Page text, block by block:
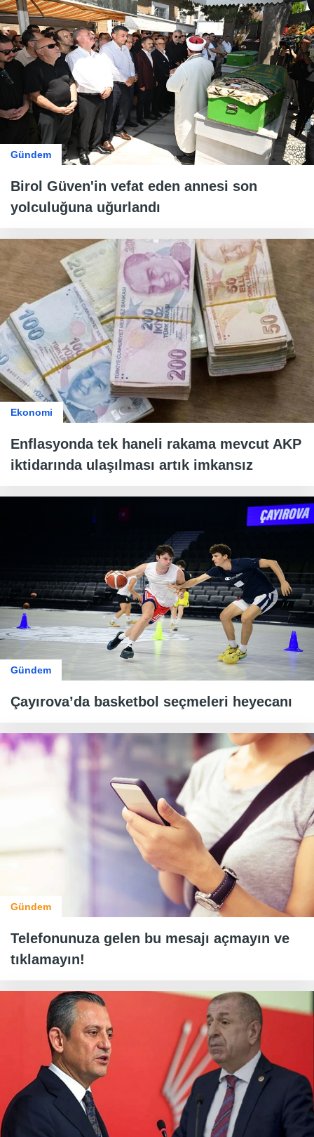
Gündem
Birol Güven'in vefat eden annesi son
yolculuğuna uğurlandı
Ekonomi
Enflasyonda tek haneli rakama mevcut AKP
iktidarında ulaşılması artık imkansız
Gündem
Çayırova’da basketbol seçmeleri heyecanı
Gündem
Telefonunuza gelen bu mesajı açmayın ve
tıklamayın!